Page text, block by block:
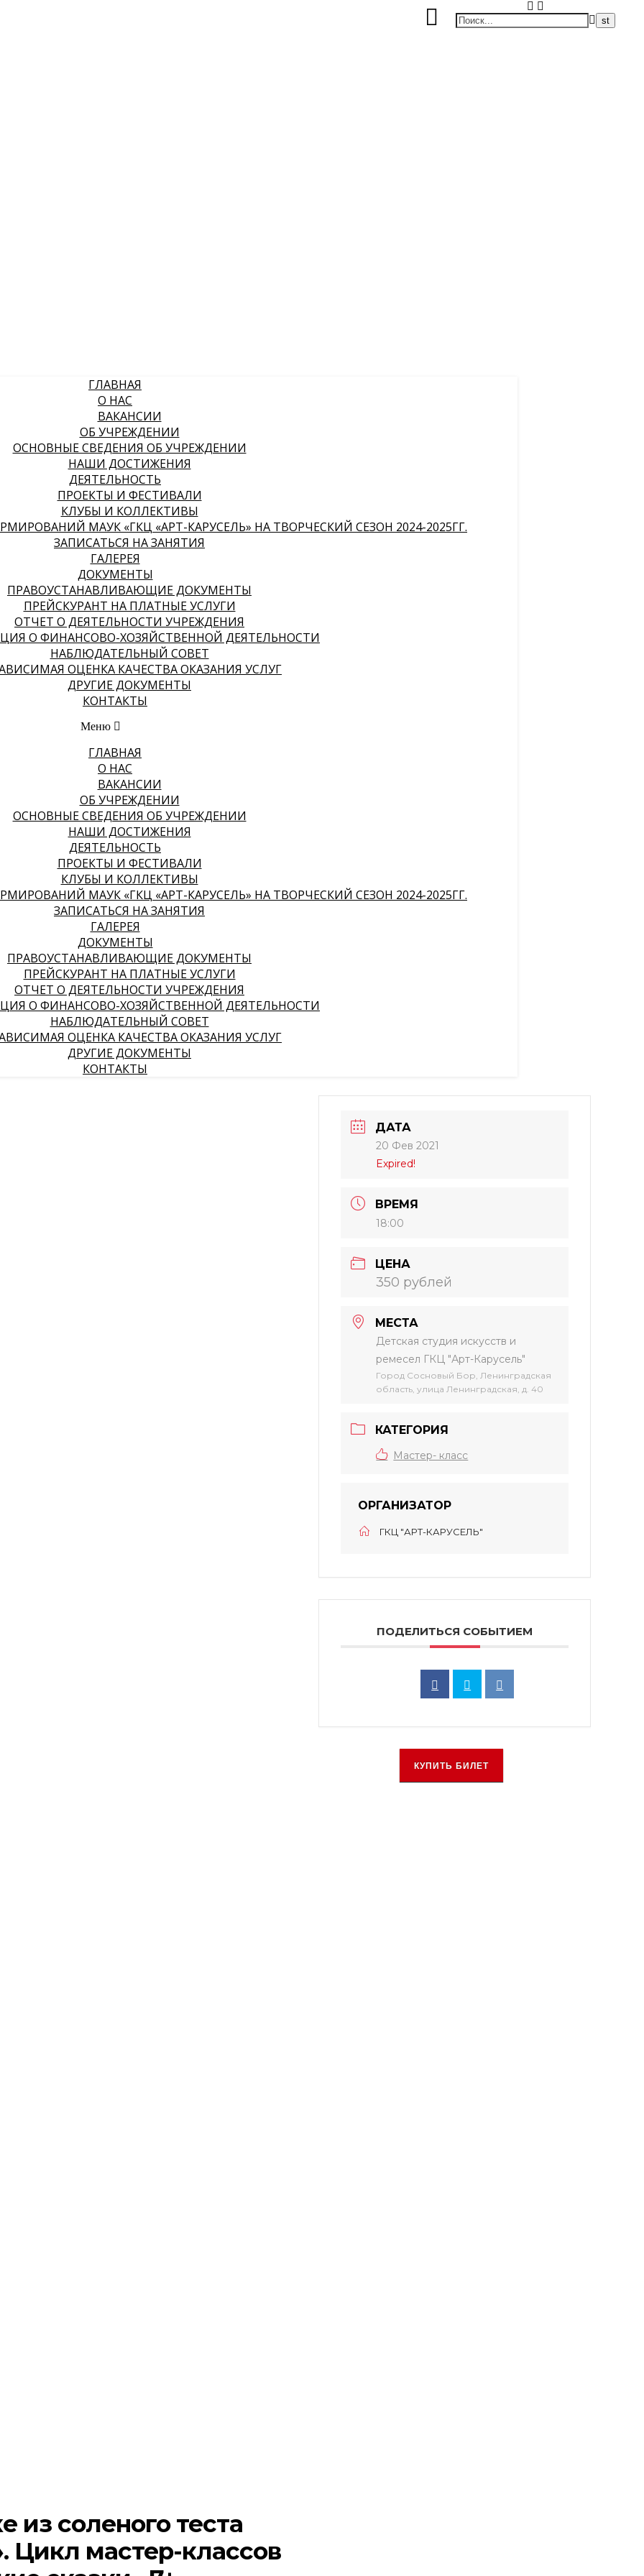
ГЛАВНАЯ
О НАС
ВАКАНСИИ
ОБ УЧРЕЖДЕНИИ
ОСНОВНЫЕ СВЕДЕНИЯ ОБ УЧРЕЖДЕНИИ
НАШИ ДОСТИЖЕНИЯ
ДЕЯТЕЛЬНОСТЬ
ПРОЕКТЫ И ФЕСТИВАЛИ
КЛУБЫ И КОЛЛЕКТИВЫ
МАУК «ГКЦ «АРТ-КАРУСЕЛЬ» НА ТВОРЧЕСКИЙ СЕЗОН 2024-2025ГГ.
ЗАПИСАТЬСЯ НА ЗАНЯТИЯ
ГАЛЕРЕЯ
ДОКУМЕНТЫ
ПРАВОУСТАНАВЛИВАЮЩИЕ ДОКУМЕНТЫ
ПРЕЙСКУРАНТ НА ПЛАТНЫЕ УСЛУГИ
ОТЧЕТ О ДЕЯТЕЛЬНОСТИ УЧРЕЖДЕНИЯ
О ФИНАНСОВО-ХОЗЯЙСТВЕННОЙ ДЕЯТЕЛЬНОСТИ
НАБЛЮДАТЕЛЬНЫЙ СОВЕТ
ОЦЕНКА КАЧЕСТВА ОКАЗАНИЯ УСЛУГ
ДРУГИЕ ДОКУМЕНТЫ
КОНТАКТЫ
Меню
ГЛАВНАЯ
О НАС
ВАКАНСИИ
ОБ УЧРЕЖДЕНИИ
ОСНОВНЫЕ СВЕДЕНИЯ ОБ УЧРЕЖДЕНИИ
НАШИ ДОСТИЖЕНИЯ
ДЕЯТЕЛЬНОСТЬ
ПРОЕКТЫ И ФЕСТИВАЛИ
КЛУБЫ И КОЛЛЕКТИВЫ
МАУК «ГКЦ «АРТ-КАРУСЕЛЬ» НА ТВОРЧЕСКИЙ СЕЗОН 2024-2025ГГ.
ЗАПИСАТЬСЯ НА ЗАНЯТИЯ
ГАЛЕРЕЯ
ДОКУМЕНТЫ
ПРАВОУСТАНАВЛИВАЮЩИЕ ДОКУМЕНТЫ
ПРЕЙСКУРАНТ НА ПЛАТНЫЕ УСЛУГИ
ОТЧЕТ О ДЕЯТЕЛЬНОСТИ УЧРЕЖДЕНИЯ
О ФИНАНСОВО-ХОЗЯЙСТВЕННОЙ ДЕЯТЕЛЬНОСТИ
НАБЛЮДАТЕЛЬНЫЙ СОВЕТ
ОЦЕНКА КАЧЕСТВА ОКАЗАНИЯ УСЛУГ
ДРУГИЕ ДОКУМЕНТЫ
КОНТАКТЫ
из соленого теста
Цикл мастер-классов
ДАТА
20 Фев 2021
Expired!
ВРЕМЯ
18:00
ЦЕНА
350 рублей
МЕСТА
Детская студия искусств и
ремесел ГКЦ "Арт-Карусель"
Город Сосновый Бор, Ленинградская
область, улица Ленинградская, д. 40
КАТЕГОРИЯ
Мастер- класс
ОРГАНИЗАТОР
ГКЦ "АРТ-КАРУСЕЛЬ"
ПОДЕЛИТЬСЯ СОБЫТИЕМ
КУПИТЬ БИЛЕТ